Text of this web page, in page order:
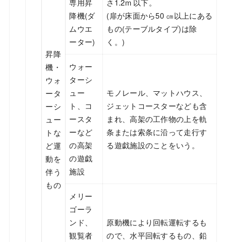
昇降
機・
ウォ
ータ
ーシ
ュー
トな
ど運
動を
伴う
もの
専用昇
降機(ダ
ムウエ
ーター)
さ1.2m 以下。
(扉が床面から50 ㎝以上にある
もの(テーブルタイプ)は除
く。)
ウォー
ターシ
ュー
ト、コ
ースタ
ーなど
の高架
の遊戯
施設
モノレール、マットハウス、
ジェットコースターなども含
まれ、高架の工作物の上を軌
条または索条に沿って走行す
る遊戯施設のことをいう。
メリー
ゴーラ
ンド、
観覧者
原動機により回転運転するも
ので、水平回転するもの、鉛